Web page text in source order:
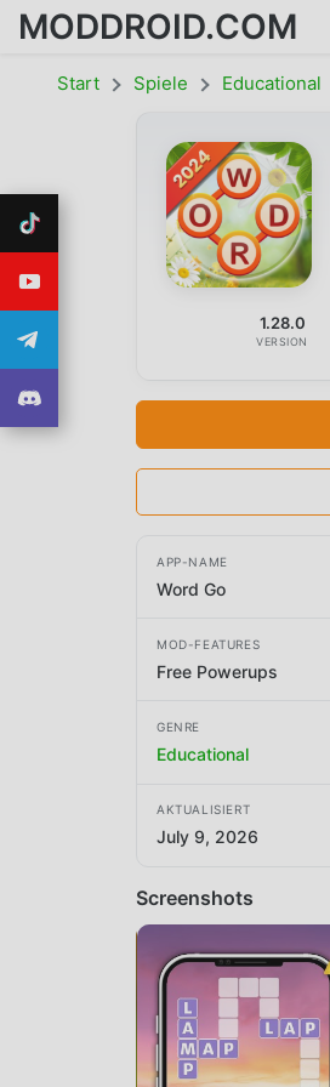
MODDROID.COM
Start Spiele Educational
1.28.0
VERSION
APP-NAME
Word Go
MOD-FEATURES
Free Powerups
GENRE
Educational
AKTUALISIERT
July 9, 2026
Screenshots